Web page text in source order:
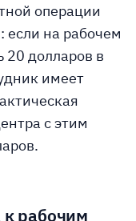
операции
на рабочем
20 долларов в
имеет
с этим
к рабочим